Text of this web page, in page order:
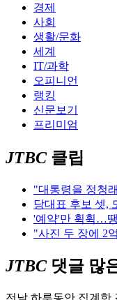
경제
사회
생활/문화
세계
IT/과학
오피니언
랭킹
신문보기
프리미엄
JTBC클립
"대통령을 정청
당대표 후보 셋,
'예약'만 휙휙…
"사진 두 장에 2
JTBC댓글 많